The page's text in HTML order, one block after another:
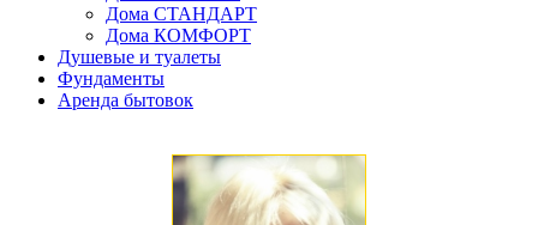
Дома СТАНДАРТ
Дома КОМФОРТ
Душевые и туалеты
Фундаменты
Аренда бытовок